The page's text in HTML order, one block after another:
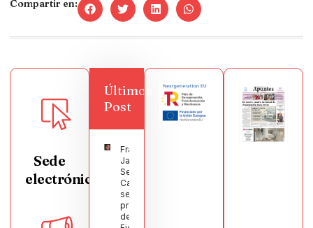
Compartir en:
Sede
electrónica
Últimos
Post
Francisco
Javier
Segura
Castellanos
será el
pregonero
de las